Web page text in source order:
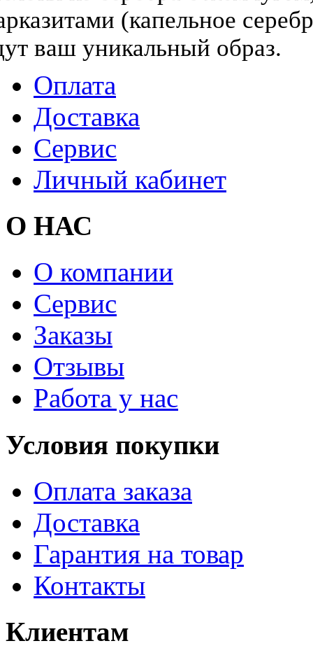
(капельное
ваш уникальный образ.
Оплата
Доставка
Сервис
Личный кабинет
О НАС
О компании
Сервис
Заказы
Отзывы
Работа у нас
Условия покупки
Оплата заказа
Доставка
Гарантия на товар
Контакты
Клиентам